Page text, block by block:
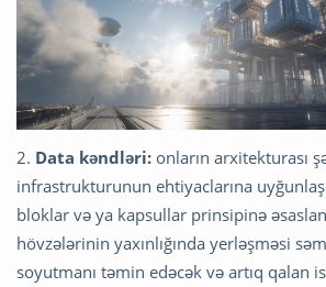
2. Data kəndləri: onların arxitekturası
infrastrukturunun ehtiyaclarına
bloklar və ya kapsullar prinsipinə
hövzələrinin yaxınlığında yerləşməsi
soyutmanı təmin edəcək və artıq qalan